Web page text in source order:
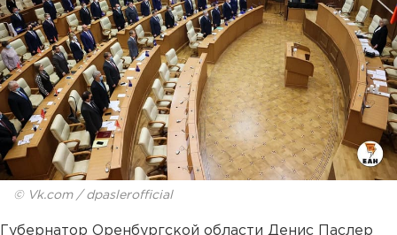
© Vk.com / dpaslerofficial
Губернатор Оренбургской области Денис Паслер